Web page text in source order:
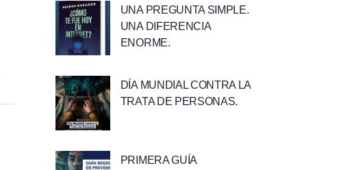
UNA PREGUNTA SIMPLE.
UNA DIFERENCIA
ENORME.
DÍA MUNDIAL CONTRA LA
TRATA DE PERSONAS.
PRIMERA GUÍA